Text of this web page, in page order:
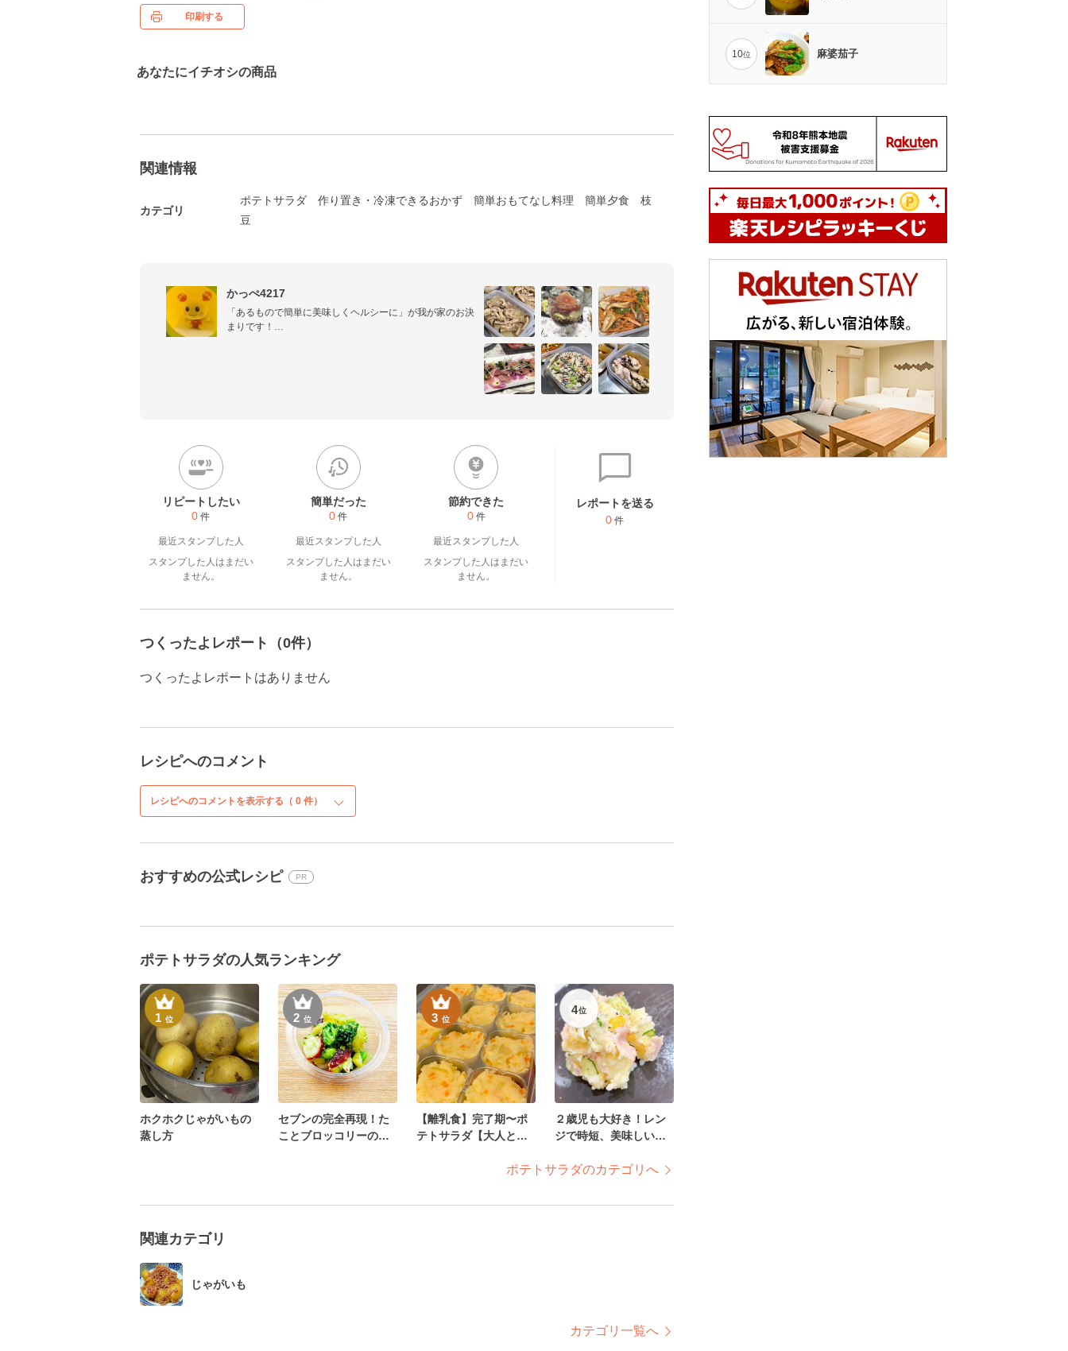
印刷する
あなたにイチオシの商品
関連情報
カテゴリ
ポテトサラダ 作り置き・冷凍できるおかず 簡単おもてなし料理 簡単夕食
枝
豆
かっぺ4217
「あるもので簡単に美味しくヘルシーに」が我が家のお決
まりです！
リピートしたい
0 件
最近スタンプした人
スタンプした人はまだい
ません。
簡単だった
0 件
最近スタンプした人
スタンプした人はまだい
ません。
節約できた
0 件
最近スタンプした人
スタンプした人はまだい
ません。
レポートを送る
0 件
つくったよレポート（0件）
つくったよレポートはありません
レシピへのコメント
レシピへのコメントを表示する（ 0 件）
おすすめの公式レシピ PR
ポテトサラダの人気ランキング
1位
ホクホクじゃがいもの
蒸し方
2位
セブンの完全再現！た
ことブロッコリーのバ
3位
【離乳食】完了期〜ポ
テトサラダ【大人と取
4位
２歳児も大好き！レン
ジで時短、美味しいポ
ポテトサラダのカテゴリへ
関連カテゴリ
じゃがいも
カテゴリ一覧へ
10位 麻婆茄子